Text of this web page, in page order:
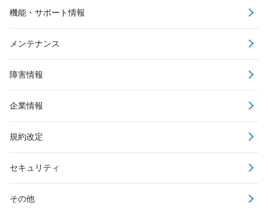
機能・サポート情報
メンテナンス
障害情報
企業情報
規約改定
セキュリティ
その他